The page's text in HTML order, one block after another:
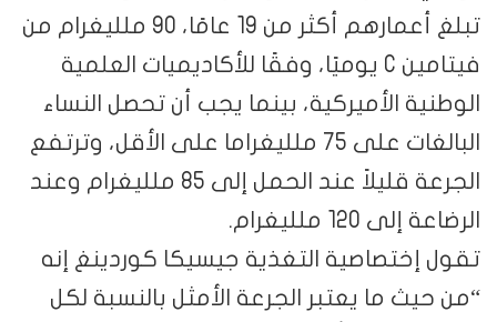
تبلغ أعمارهم أكثر من 19 عامًا، 90 ملليغرام من
فيتامين C يوميًا، وفقًا للأكاديميات العلمية
الوطنية الأميركية، بينما يجب أن تحصل النساء
البالغات على 75 ملليغراما على الأقل، وترتفع
الجرعة قليلاً عند الحمل إلى 85 ملليغرام وعند
الرضاعة إلى 120 ملليغرام.
تقول إختصاصية التغذية جيسيكا كوردينغ إنه
“من حيث ما يعتبر الجرعة الأمثل بالنسبة لكل